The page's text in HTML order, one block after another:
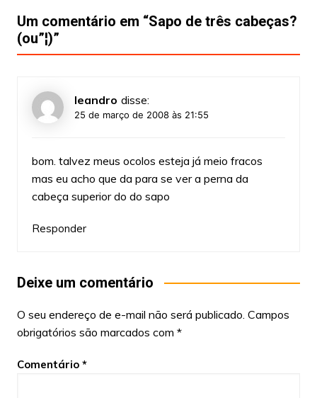
Um comentário em “Sapo de três cabeças?
(ou”¦)”
leandro disse:
25 de março de 2008 às 21:55
bom. talvez meus ocolos esteja já meio fracos
mas eu acho que da para se ver a perna da
cabeça superior do do sapo
Responder
Deixe um comentário
O seu endereço de e-mail não será publicado. Campos
obrigatórios são marcados com *
Comentário *